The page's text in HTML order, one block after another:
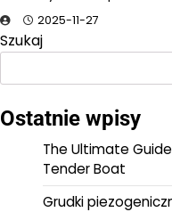
2025-11-27
Szukaj
Ostatnie wpisy
The Ultimate
Tender Boat
Grudki